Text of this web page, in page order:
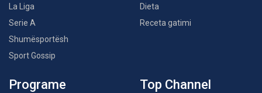
La Liga
Serie A
Shumësportësh
Sport Gossip
Dieta
Receta gatimi
Programe Top Channel